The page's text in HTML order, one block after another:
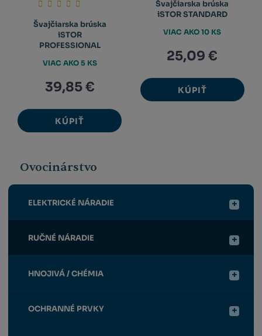
Švajčiarska brúska
iSTOR
PROFESSIONAL
39,85 €
KÚPIŤ
VIAC AKO 5 KS
Švajčiarska brúska
iSTOR STANDARD
25,09 €
KÚPIŤ
VIAC AKO 10 KS
Ovocinárstvo
ELEKTRICKÉ NÁRADIE
RUČNÉ NÁRADIE
HNOJIVÁ / CHÉMIA
OCHRANNÉ PRVKY